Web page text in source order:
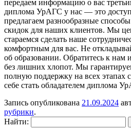
передаем информацию о вас
диплома УрАГС у нас — это
предлагаем разнообразные
скидок для наших клиентов. Мы
стараемся сделать наше
комфортным для вас. Не
об образовании. Обратитесь к
без лишних хлопот. Мы
полную поддержку на всех этапах
себе стать обладателем диплома
Запись опубликована 21.09.2024
рубрики.
Найти: